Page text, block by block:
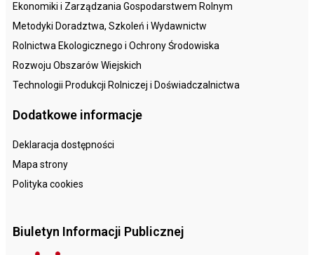
Ekonomiki i Zarządzania Gospodarstwem Rolnym
Metodyki Doradztwa, Szkoleń i Wydawnictw
Rolnictwa Ekologicznego i Ochrony Środowiska
Rozwoju Obszarów Wiejskich
Technologii Produkcji Rolniczej i Doświadczalnictwa
Dodatkowe informacje
Deklaracja dostępności
Mapa strony
Polityka cookies
Biuletyn Informacji Publicznej